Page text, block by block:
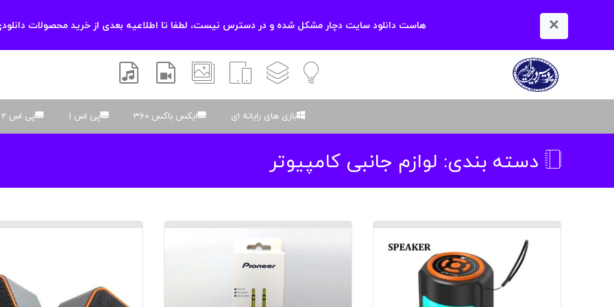
× هاست دانلود سایت دچار مشکل شده و در دسترس نیست، لطفا تا اطلاعیه بعدی از خرید محصولات
آموزشیلایه باز اسکریپت والپیپر افتر افکتسموسیقی و صدا
بازی های رایانه ای ایکس باکس 360 پی اس 1 پی اس 2
دسته بندی: لوازم جانبی کامپیوتر